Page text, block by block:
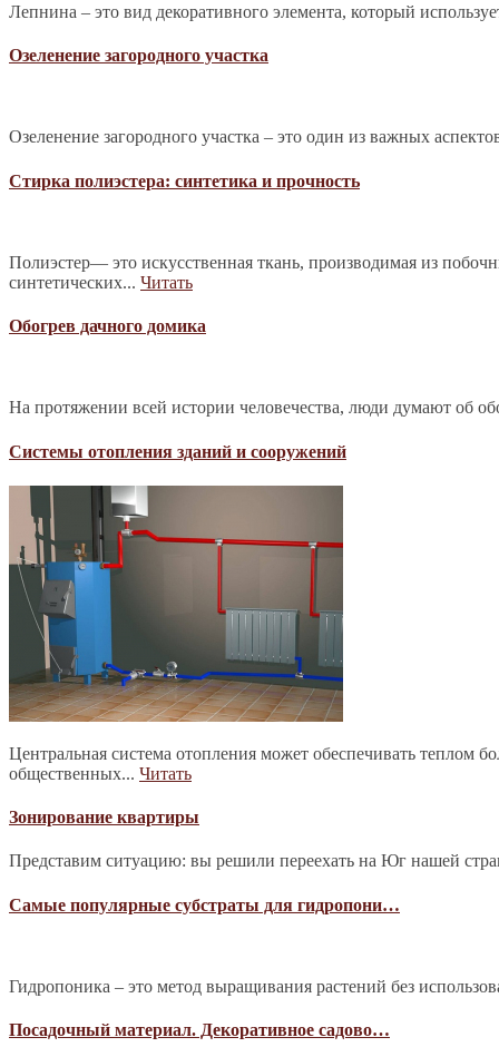
Лепнина – это вид декоративного элемента, который
Озеленение загородного участка
Озеленение загородного участка – это один из важных
Стирка полиэстера: синтетика и прочность
Полиэстер— это искусственная ткань, производимая из
синтетических... Читать
Обогрев дачного домика
На протяжении всей истории человечества, люди думают об
Системы отопления зданий и сооружений
Центральная система отопления может обеспечивать
общественных... Читать
Зонирование квартиры
Представим ситуацию: вы решили переехать на Юг нашей
Самые популярные субстраты для гидропони…
Гидропоника – это метод выращивания растений без
Посадочный материал. Декоративное садово…